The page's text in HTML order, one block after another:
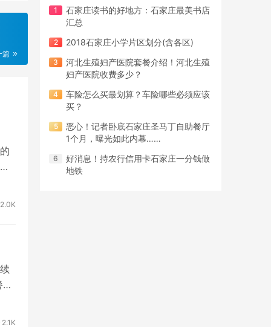
篇
2.0K
2.1K
石家庄读书的好地方：石家庄最美书店
汇总
2018石家庄小学片区划分(含各区)
河北生殖妇产医院套餐介绍！河北生殖
妇产医院收费多少？
车险怎么买最划算？车险哪些必须应该
买？
恶心！记者卧底石家庄圣马丁自助餐厅
1个月，曝光如此内幕……
好消息！持农行信用卡石家庄一分钱做
地铁